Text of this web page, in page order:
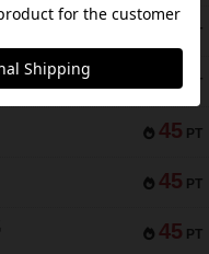
PT
45 PT
45 PT
45 PT
45 PT